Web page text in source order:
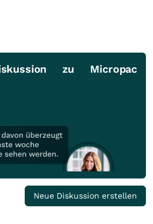
zu Micropac
Neue Diskussion erstellen